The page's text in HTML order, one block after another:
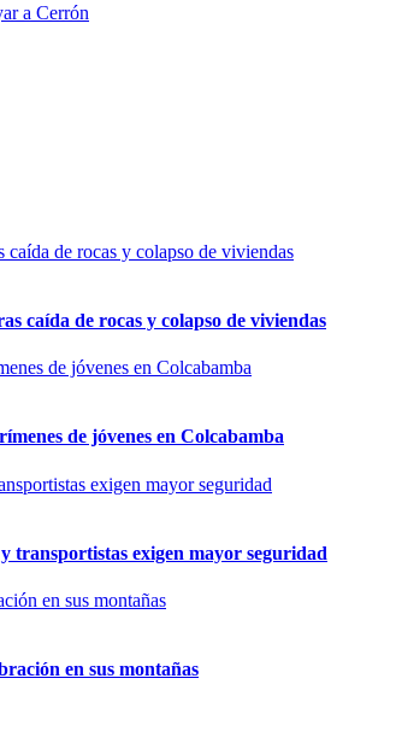
a Cerrón
caída de rocas y colapso de viviendas
de jóvenes en Colcabamba
transportistas exigen mayor seguridad
en sus montañas